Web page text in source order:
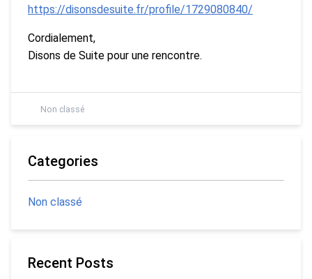
https://disonsdesuite.fr/profile/1729080840/
Cordialement,
Disons de Suite pour une rencontre.
Non classé
Categories
Non classé
Recent Posts